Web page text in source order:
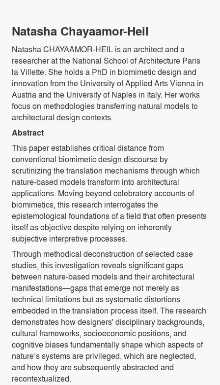
Natasha Chayaamor-Heil
Natasha CHAYAAMOR-HEIL is an architect and a
researcher at the National School of Architecture Paris
la Villette. She holds a PhD in biomimetic design and
innovation from the University of Applied Arts Vienna in
Austria and the University of Naples in Italy. Her works
focus on methodologies transferring natural models to
architectural design contexts.
Abstract
This paper establishes critical distance from
conventional biomimetic design discourse by
scrutinizing the translation mechanisms through which
nature-based models transform into architectural
applications. Moving beyond celebratory accounts of
biomimetics, this research interrogates the
epistemological foundations of a field that often presents
itself as objective despite relying on inherently
subjective interpretive processes.
Through methodical deconstruction of selected case
studies, this investigation reveals significant gaps
between nature-based models and their architectural
manifestations—gaps that emerge not merely as
technical limitations but as systematic distortions
embedded in the translation process itself. The research
demonstrates how designers' disciplinary backgrounds,
cultural frameworks, socioeconomic positions, and
cognitive biases fundamentally shape which aspects of
nature’s systems are privileged, which are neglected,
and how they are subsequently abstracted and
recontextualized.